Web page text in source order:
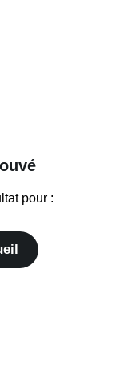
pour :